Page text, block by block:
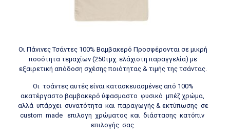
Οι Πάνινες Τσάντες 100% Βαμβακερό Προσφέρονται σε μικρή
ποσότητα τεμαχίων (250τμχ. ελάχιστη παραγγελία) με
εξαιρετική απόδοση σχέσης ποιότητας & τιμής της τσάντας.
Οι τσάντες αυτές είναι κατασκευασμένες από 100%
ακατέργαστο βαμβακερό ύφασμαστο φυσικό μπέζ χρώμα,
αλλά υπάρχει συνατότητα και παραγωγής & εκτύπωσης σε
custom made επιλογη χρώματος και διάστασης κατόπιν
επιλογής σας.